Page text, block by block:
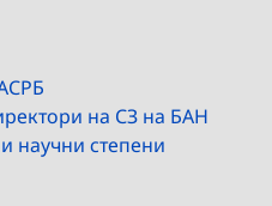
на СЗ на БАН
научни степени